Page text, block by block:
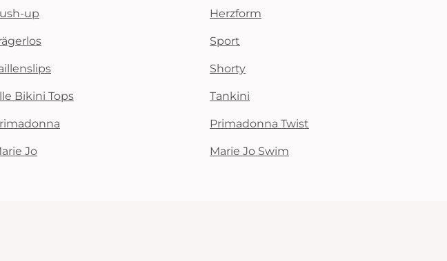
up Herzform
Sport
Shorty
Bikini Tops Tankini
Primadonna Twist
Jo Marie Jo Swim